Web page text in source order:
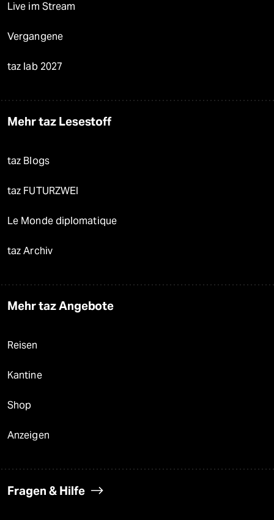
Live im Stream
Vergangene
taz lab 2027
Mehr taz Lesestoff
taz Blogs
taz FUTURZWEI
Le Monde diplomatique
taz Archiv
Mehr taz Angebote
Reisen
Kantine
Shop
Anzeigen
Fragen & Hilfe